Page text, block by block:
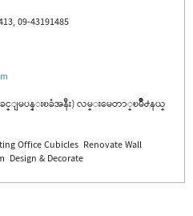
09-43191485
င္ျမပန္းၿခံအနီး) လမ္းမေတာ္ၿမိဳ႕နယ္
Office Cubicles RenovateWall
Design & Decorate